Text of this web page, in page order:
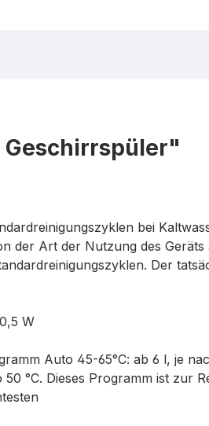
Geschirrspüler"
bei
der Art der Nutzung des Geräts
Der
W
Auto 45-65°C: ab 6 l, je
°C. Dieses Programm ist zur